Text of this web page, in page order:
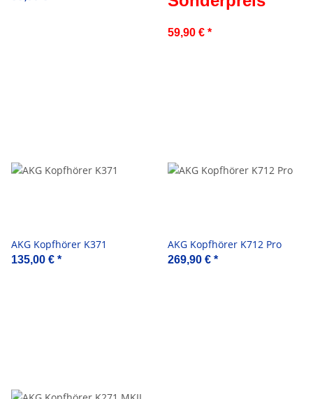
59,90 € *
AKG Kopfhörer K371
135,00 € *
AKG Kopfhörer K712 Pro
269,90 € *